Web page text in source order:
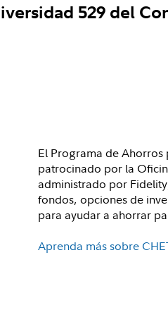
529 del
El Programa de Ahorros
patrocinado por la
administrado por
fondos, opciones de
para ayudar a ahorrar
Aprenda más sobre